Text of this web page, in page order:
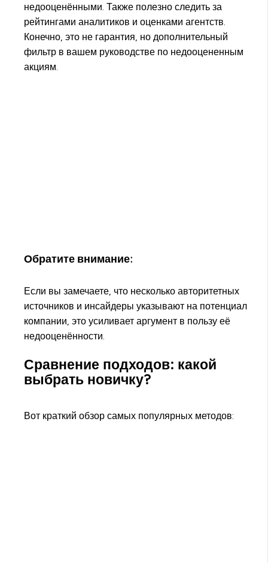
недооценёнными. Также полезно следить за
рейтингами аналитиков и оценками агентств.
Конечно, это не гарантия, но дополнительный
фильтр в вашем руководстве по недооцененным
акциям.
Обратите внимание:
Если вы замечаете, что несколько авторитетных
источников и инсайдеры указывают на потенциал
компании, это усиливает аргумент в пользу её
недооценённости.
Сравнение подходов: какой
выбрать новичку?
Вот краткий обзор самых популярных методов: